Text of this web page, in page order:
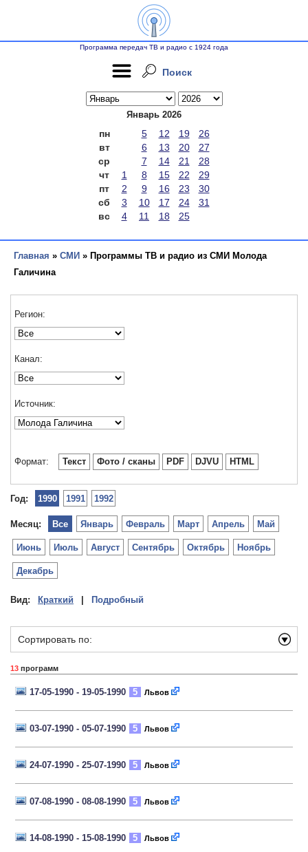
Программа передач ТВ и радио с 1924 года
Поиск
Январь 2026
пн 5 12 19
26
вт
6 13 20
27
ср
7 14 21
28
чт
1 8 15 22
29
пт
2 9 16 23
30
сб
3 10 17 24
31
вс
4 11 18 25
Главная » СМИ » Программы ТВ и радио из СМИ Молода
Галичина
Регион:
Канал:
Источник:
Формат: Текст Фото / сканы PDF DJVU HTML
Год: 1990 1991 1992
Месяц: Январь Февраль Март Апрель Май
Июнь Июль Август Сентябрь Октябрь Ноябрь
Декабрь
Все
Вид: Краткий Подробный
Сортировать по:
13 программ
17-05-1990 - 19-05-1990 5 Львов
03-07-1990 - 05-07-1990 5 Львов
24-07-1990 - 25-07-1990 5 Львов
07-08-1990 - 08-08-1990 5 Львов
14-08-1990 - 15-08-1990 5 Львов